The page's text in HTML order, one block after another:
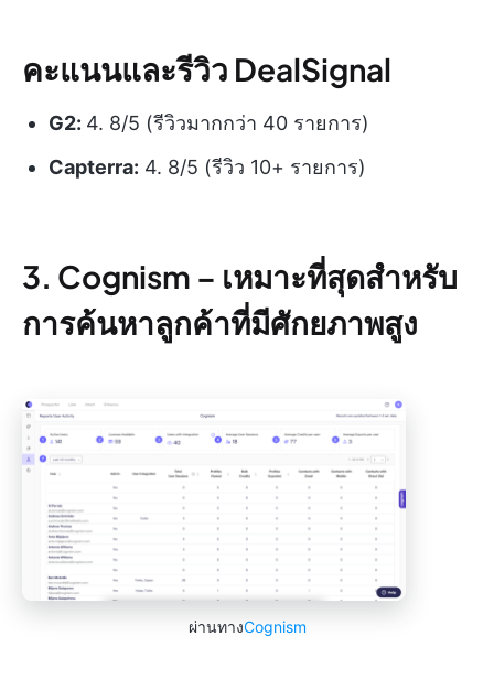
คะแนนและรีวิว DealSignal
G2: 4. 8/5 (รีวิวมากกว่า 40 รายการ)
Capterra: 4. 8/5 (รีวิว 10+ รายการ)
3. Cognism – เหมาะที่สุดสำหรับ
การค้นหาลูกค้าที่มีศักยภาพสูง
ผ่านทางCognism